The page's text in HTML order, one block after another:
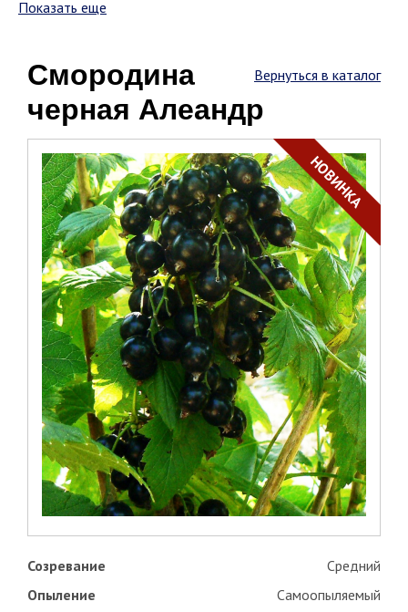
Показать еще
Вернуться в каталог
Смородина
черная Алеандр
НОВИНКА
Созревание
Средний
Опыление
Самоопыляемый